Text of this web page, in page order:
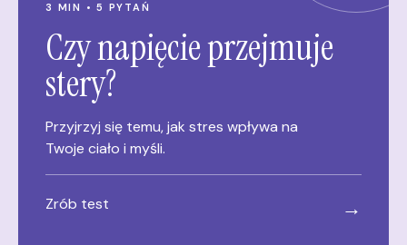
3 MIN • 5 PYTAŃ
Czy napięcie przejmuje
stery?
Przyjrzyj się temu, jak stres wpływa na
Twoje ciało i myśli.
Zrób test →